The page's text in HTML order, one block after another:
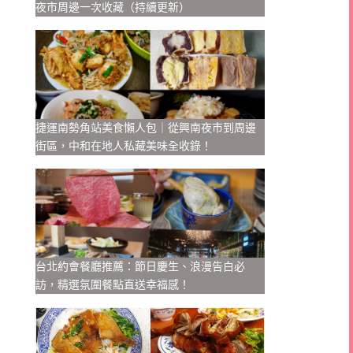
夜市周邊一次收藏（持續更新）
捷運南勢角站美食懶人包｜從興南夜市到周邊
街區，中和在地人私藏美味全收錄！
台北約會餐廳推薦：節日慶生、浪漫告白必
訪，精選氛圍餐點直送幸福感！